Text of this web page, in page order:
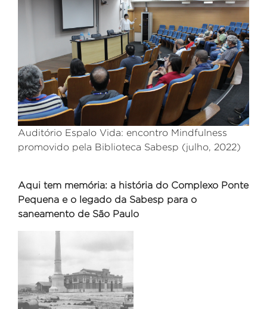
Auditório Espalo Vida: encontro Mindfulness
promovido pela Biblioteca Sabesp (julho, 2022)
Aqui tem memória: a história do Complexo Ponte
Pequena e o legado da Sabesp para o
saneamento de São Paulo